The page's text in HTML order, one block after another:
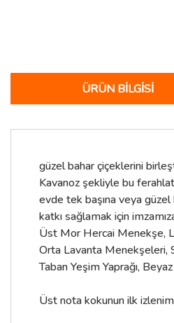
ÜRÜN BILGISI
güzel bahar çiçeklerini
Kavanoz şekliyle bu
evde tek başına veya
katkı sağlamak için
Üst Mor Hercai Menekşe,
Orta Lavanta Menekşeleri,
Taban Yeşim Yaprağı,
Üst nota kokunun ilk